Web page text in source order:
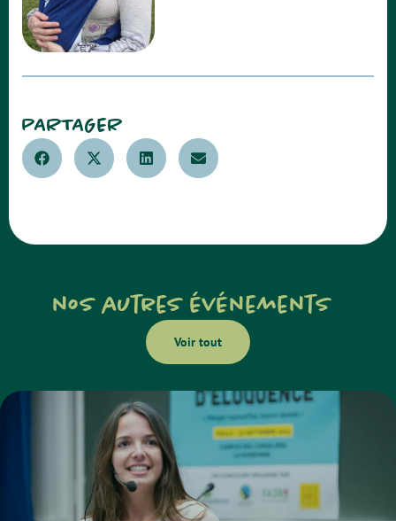
PARTAGER
nos autres événements
Voir tout